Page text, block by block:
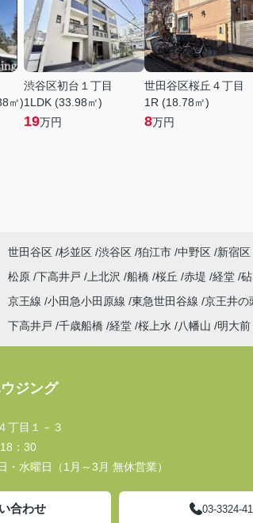
㎡)
渋谷区初台１丁目
1LDK (33.98㎡)
19万円
世田谷区桜丘４丁目
1R (18.78㎡)
8万円
世田谷区 杉並区 渋谷区 狛江市 中野区 新宿区
松原 下高井戸 上北沢 船橋 桜丘 赤堤 経堂 砧
京王線 小田急小田原線 東急世田谷線 京王井の
下高井戸 千歳船橋 経堂 桜上水 八幡山 明大前
ジング
丁目１－３
：30
・水曜日（1月～3月 無休営業）
合わせ 03-3324-